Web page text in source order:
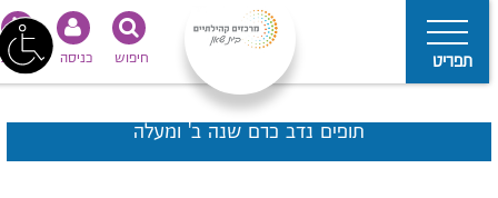
תפריט נגישות כניסה חיפוש
תופים נדב כרם שנה ב' ומעלה